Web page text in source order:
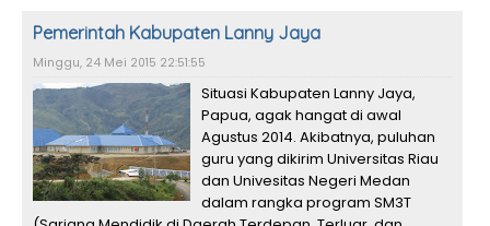
Pemerintah Kabupaten Lanny Jaya
Minggu, 24 Mei 2015 22:51:55
Situasi Kabupaten Lanny Jaya,
Papua, agak hangat di awal
Agustus 2014. Akibatnya, puluhan
guru yang dikirim Universitas Riau
dan Univesitas Negeri Medan
dalam rangka program SM3T